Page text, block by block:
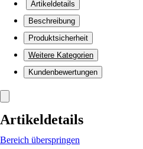
Artikeldetails
Beschreibung
Produktsicherheit
Weitere Kategorien
Kundenbewertungen
Artikeldetails
Bereich überspringen